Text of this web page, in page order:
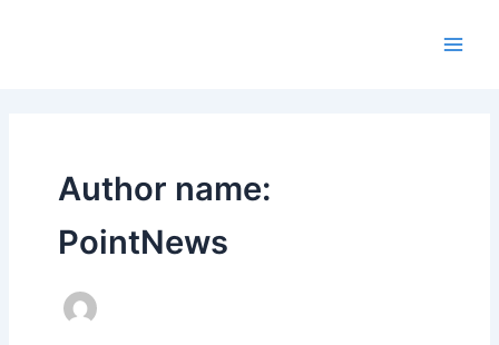
Author name:
PointNews